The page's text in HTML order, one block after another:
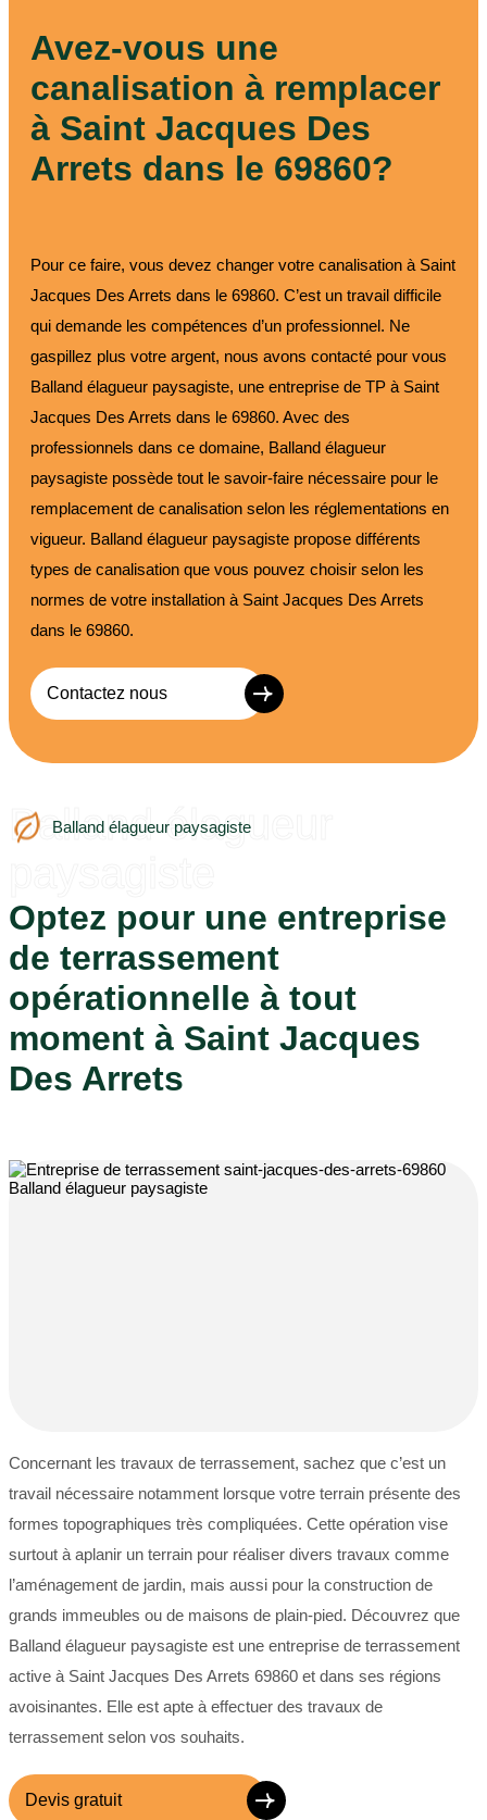
Avez-vous une
canalisation à remplacer
à Saint Jacques Des
Arrets dans le 69860?
Pour ce faire, vous devez changer votre canalisation à Saint
Jacques Des Arrets dans le 69860. C’est un travail difficile
qui demande les compétences d’un professionnel. Ne
gaspillez plus votre argent, nous avons contacté pour vous
Balland élagueur paysagiste, une entreprise de TP à Saint
Jacques Des Arrets dans le 69860. Avec des
professionnels dans ce domaine, Balland élagueur
paysagiste possède tout le savoir-faire nécessaire pour le
remplacement de canalisation selon les réglementations en
vigueur. Balland élagueur paysagiste propose différents
types de canalisation que vous pouvez choisir selon les
normes de votre installation à Saint Jacques Des Arrets
dans le 69860.
Contactez nous
Balland élagueur paysagiste
Balland élagueur
Optez pour une entreprise
de terrassement
opérationnelle à tout
moment à Saint Jacques
Des Arrets
Concernant les travaux de terrassement, sachez que c’est un
travail nécessaire notamment lorsque votre terrain présente des
formes topographiques très compliquées. Cette opération vise
surtout à aplanir un terrain pour réaliser divers travaux comme
l’aménagement de jardin, mais aussi pour la construction de
grands immeubles ou de maisons de plain-pied. Découvrez que
Balland élagueur paysagiste est une entreprise de terrassement
active à Saint Jacques Des Arrets 69860 et dans ses régions
avoisinantes. Elle est apte à effectuer des travaux de
terrassement selon vos souhaits.
Devis gratuit